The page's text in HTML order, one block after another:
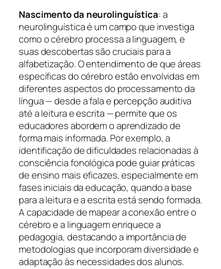
Nascimento da neurolinguística: a
neurolinguística é um campo que investiga
como o cérebro processa a linguagem, e
suas descobertas são cruciais para a
alfabetização. O entendimento de que áreas
específicas do cérebro estão envolvidas em
diferentes aspectos do processamento da
língua — desde a fala e percepção auditiva
até a leitura e escrita — permite que os
educadores abordem o aprendizado de
forma mais informada. Por exemplo, a
identificação de dificuldades relacionadas à
consciência fonológica pode guiar práticas
de ensino mais eficazes, especialmente em
fases iniciais da educação, quando a base
para a leitura e a escrita está sendo formada.
A capacidade de mapear a conexão entre o
cérebro e a linguagem enriquece a
pedagogia, destacando a importância de
metodologias que incorporam diversidade e
adaptação às necessidades dos alunos.